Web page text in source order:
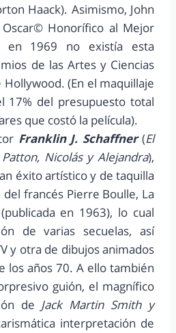
Haack). Asimismo, John
Honorífico al Mejor
en 1969 no existía esta
de las Artes y Ciencias
(En el maquillaje
17% del presupuesto total
que costó la película).
Franklin J. Schaffner(El
Nicolás y Alejandra),
éxito artístico y de taquilla
francés Pierre Boulle, La
en 1963), lo cual
de varias secuelas, así
y otra de dibujos animados
los años 70. A ello también
guión, el magnífico
de Jack Martin Smith y
interpretación de